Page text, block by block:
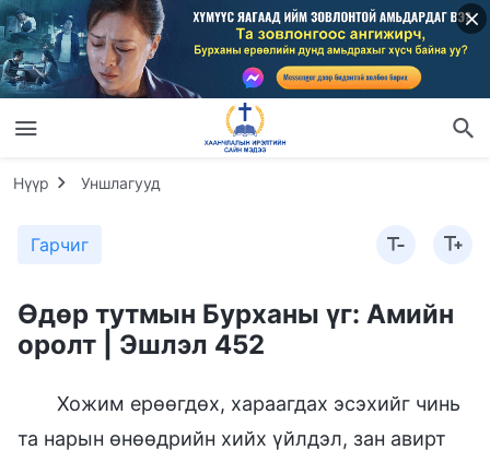
Нүүр Уншлагууд
Гарчиг
Өдөр тутмын Бурханы үг: Амийн
оролт | Эшлэл 452
Хожим ерөөгдөх, хараагдах эсэхийг чинь
та нарын өнөөдрийн хийх үйлдэл, зан авирт